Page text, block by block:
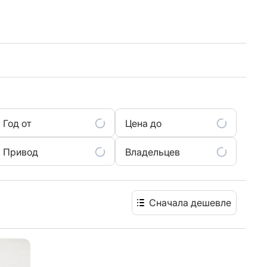
Год от Цена до
Привод Владельцев
Сначала дешевле